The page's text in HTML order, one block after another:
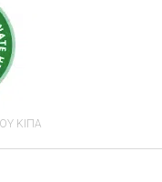
ΚΙΠΑ